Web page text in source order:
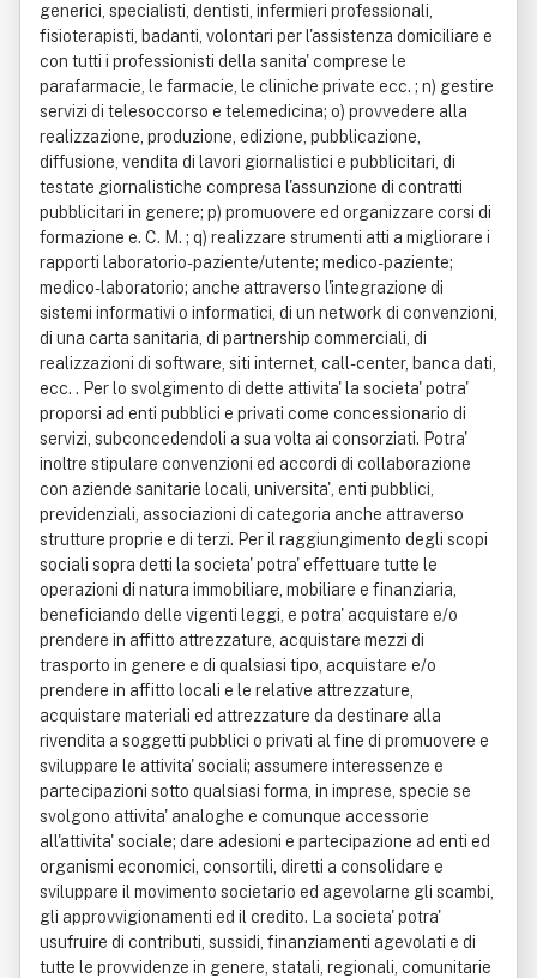
generici, specialisti, dentisti, infermieri professionali,
fisioterapisti, badanti, volontari per l'assistenza domiciliare e
con tutti i professionisti della sanita' comprese le
parafarmacie, le farmacie, le cliniche private ecc. ; n) gestire
servizi di telesoccorso e telemedicina; o) provvedere alla
realizzazione, produzione, edizione, pubblicazione,
diffusione, vendita di lavori giornalistici e pubblicitari, di
testate giornalistiche compresa l'assunzione di contratti
pubblicitari in genere; p) promuovere ed organizzare corsi di
formazione e. C. M. ; q) realizzare strumenti atti a migliorare i
rapporti laboratorio-paziente/utente; medico-paziente;
medico-laboratorio; anche attraverso l'integrazione di
sistemi informativi o informatici, di un network di convenzioni,
di una carta sanitaria, di partnership commerciali, di
realizzazioni di software, siti internet, call-center, banca dati,
ecc. . Per lo svolgimento di dette attivita' la societa' potra'
proporsi ad enti pubblici e privati come concessionario di
servizi, subconcedendoli a sua volta ai consorziati. Potra'
inoltre stipulare convenzioni ed accordi di collaborazione
con aziende sanitarie locali, universita', enti pubblici,
previdenziali, associazioni di categoria anche attraverso
strutture proprie e di terzi. Per il raggiungimento degli scopi
sociali sopra detti la societa' potra' effettuare tutte le
operazioni di natura immobiliare, mobiliare e finanziaria,
beneficiando delle vigenti leggi, e potra' acquistare e/o
prendere in affitto attrezzature, acquistare mezzi di
trasporto in genere e di qualsiasi tipo, acquistare e/o
prendere in affitto locali e le relative attrezzature,
acquistare materiali ed attrezzature da destinare alla
rivendita a soggetti pubblici o privati al fine di promuovere e
sviluppare le attivita' sociali; assumere interessenze e
partecipazioni sotto qualsiasi forma, in imprese, specie se
svolgono attivita' analoghe e comunque accessorie
all'attivita' sociale; dare adesioni e partecipazione ad enti ed
organismi economici, consortili, diretti a consolidare e
sviluppare il movimento societario ed agevolarne gli scambi,
gli approvvigionamenti ed il credito. La societa' potra'
usufruire di contributi, sussidi, finanziamenti agevolati e di
tutte le provvidenze in genere, statali, regionali, comunitarie